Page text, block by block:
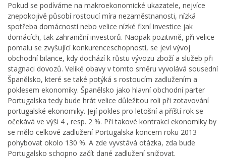
Pokud se podíváme na makroekonomické ukazatele, nejvíce
znepokojivě působí rostoucí míra nezaměstnanosti, nízká
spotřeba domácností nebo velice nízké fixní investice jak
domácích, tak zahraniční investorů. Naopak pozitivně, při velice
pomalu se zvyšující konkurenceschopnosti, se jeví vývoj
obchodní bilance, kdy dochází k růstu vývozu zboží a služeb při
stagnaci dovozů. Veliké obavy v tomto směru vyvolává sousední
Španělsko, které se také potýká s rostoucím zadlužením a
poklesem ekonomiky. Španělsko jako hlavní obchodní parter
Portugalska tedy bude hrát velice důležitou roli při zotavování
portugalské ekonomiky. Její pokles pro letošní a příští rok se
očekává ve výši 4 , resp. 2 %. Při takové kontrakci ekonomiky by
se mělo celkové zadlužení Portugalska koncem roku 2013
pohybovat okolo 130 %. A zde vyvstává otázka, zda bude
Portugalsko schopno začít dané zadlužení snižovat.